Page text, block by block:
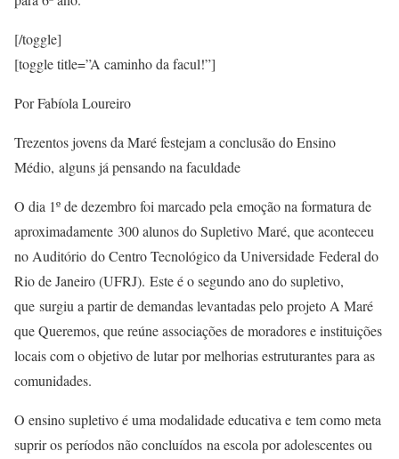
[/toggle]
[toggle title=”A caminho da facul!”]
Por Fabíola Loureiro
Trezentos jovens da Maré festejam a conclusão do Ensino
Médio, alguns já pensando na faculdade
O dia 1º de dezembro foi marcado pela emoção na formatura de
aproximadamente 300 alunos do Supletivo Maré, que aconteceu
no Auditório do Centro Tecnológico da Universidade Federal do
Rio de Janeiro (UFRJ). Este é o segundo ano do supletivo,
que surgiu a partir de demandas levantadas pelo projeto A Maré
que Queremos, que reúne associações de moradores e instituições
locais com o objetivo de lutar por melhorias estruturantes para as
comunidades.
O ensino supletivo é uma modalidade educativa e tem como meta
suprir os períodos não concluídos na escola por adolescentes ou